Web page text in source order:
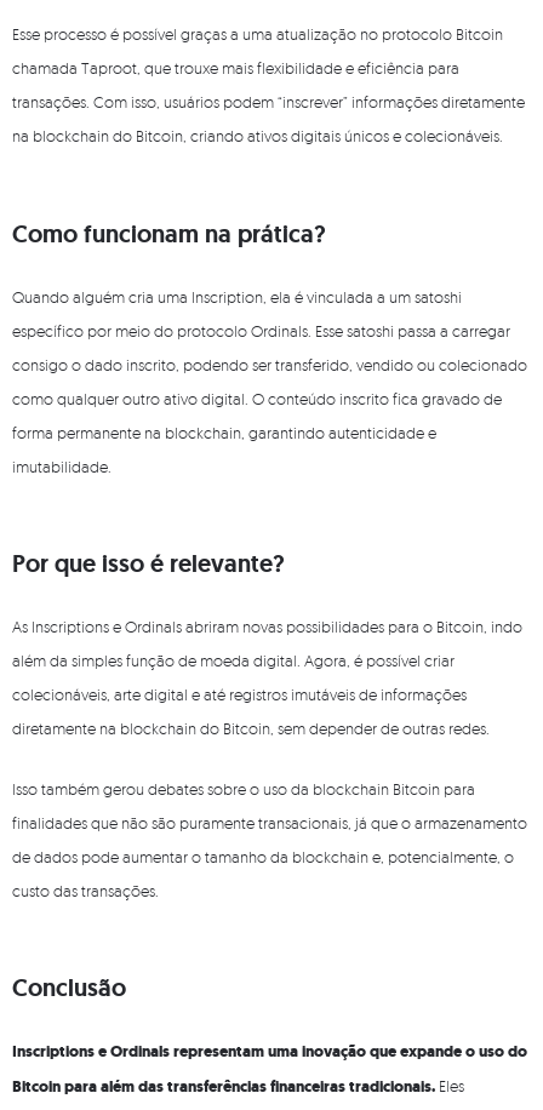
Esse processo é possível graças a uma atualização no protocolo Bitcoin
chamada Taproot, que trouxe mais flexibilidade e eficiência para
transações. Com isso, usuários podem “inscrever” informações diretamente
na blockchain do Bitcoin, criando ativos digitais únicos e colecionáveis.
Como funcionam na prática?
Quando alguém cria uma Inscription, ela é vinculada a um satoshi
específico por meio do protocolo Ordinals. Esse satoshi passa a carregar
consigo o dado inscrito, podendo ser transferido, vendido ou colecionado
como qualquer outro ativo digital. O conteúdo inscrito fica gravado de
forma permanente na blockchain, garantindo autenticidade e
imutabilidade.
Por que isso é relevante?
As Inscriptions e Ordinals abriram novas possibilidades para o Bitcoin, indo
além da simples função de moeda digital. Agora, é possível criar
colecionáveis, arte digital e até registros imutáveis de informações
diretamente na blockchain do Bitcoin, sem depender de outras redes.
Isso também gerou debates sobre o uso da blockchain Bitcoin para
finalidades que não são puramente transacionais, já que o armazenamento
de dados pode aumentar o tamanho da blockchain e, potencialmente, o
custo das transações.
Conclusão
Inscriptions e Ordinals representam uma inovação que expande o uso do
Bitcoin para além das transferências financeiras tradicionais. Eles